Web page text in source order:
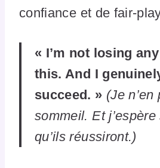
confiance et de fair-
« I’m not losing
this. And I
succeed. » (Je
sommeil. Et
qu’ils réussiront.)